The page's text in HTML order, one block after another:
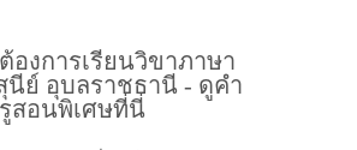
องการเรียนวิขาภาษา
นีย์ อุบลราชธานี - ดูคำ
สอนพิเศษที่นี่